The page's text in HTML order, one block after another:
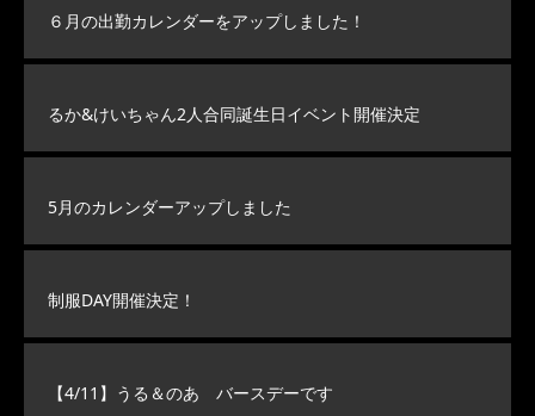
６月の出勤カレンダーをアップしました！
るか&けいちゃん2人合同誕生日イベント開催決定
5月のカレンダーアップしました
制服DAY開催決定！
【4/11】うる＆のあ バースデーです